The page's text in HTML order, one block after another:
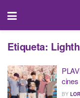
Etiqueta:
cines
BY